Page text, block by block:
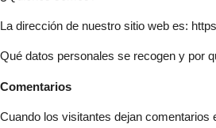
La dirección de nuestro sitio web es:
Qué datos personales se recogen y por
Comentarios
Cuando los visitantes dejan comentarios